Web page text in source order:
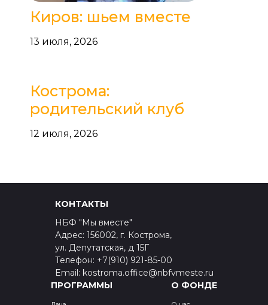
Киров: шьем вместе
13 июля, 2026
Кострома:
родительский клуб
12 июля, 2026
КОНТАКТЫ
НБФ "Мы вместе"
Адрес: 156002, г. Кострома,
ул. Депутатская, д 15Г
Телефон: +7(910) 921-85-00
Email: kostroma.office@nbfvmeste.ru
ПРОГРАММЫ
О ФОНДЕ